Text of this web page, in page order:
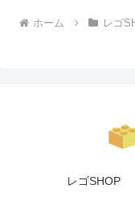
ホーム レゴ
レゴSHOP